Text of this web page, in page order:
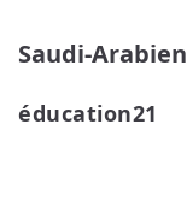
Saudi-Arabien
éducation21